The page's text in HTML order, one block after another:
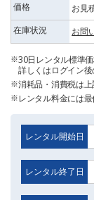
価格
お見
在庫状況
お問
30日レンタル標準
詳しくはログイン
消耗品・消費税は
レンタル料金には
レンタル開始日
レンタル終了日